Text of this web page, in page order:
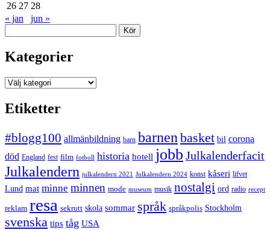
26 27 28
« jan
jun »
Kategorier
Kategorier
Etiketter
#blogg100 allmänbildning barn barnen basket bil corona
död England fest film fotboll historia hotell jobb Julkalenderfacit
Julkalendern julkalendern 2021 Julkalendern 2024 konst kåseri lifvet
Lund mat minne minnen mode museum musik nostalgi ord radio recept
reklam resa sekrutt skola sommar språk språkpolis Stockholm
svenska tips tåg USA